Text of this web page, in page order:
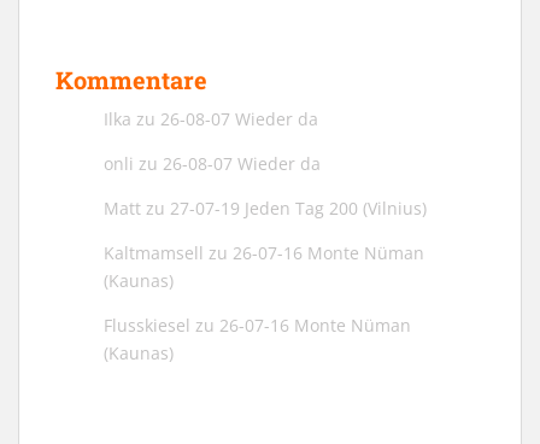
Kommentare
Ilka zu 26-08-07 Wieder da
onli zu 26-08-07 Wieder da
Matt zu 27-07-19 Jeden Tag 200 (Vilnius)
Kaltmamsell zu 26-07-16 Monte Nüman
(Kaunas)
Flusskiesel zu 26-07-16 Monte Nüman
(Kaunas)